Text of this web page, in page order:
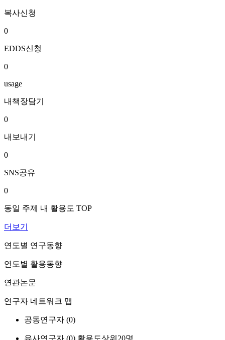
복사신청
0
EDDS신청
0
usage
내책장담기
0
내보내기
0
SNS공유
0
동일 주제 내 활용도 TOP
더보기
연도별 연구동향
연도별 활용동향
연관논문
연구자 네트워크 맵
공동연구자 (0)
유사연구자 (0) 활용도상위20명